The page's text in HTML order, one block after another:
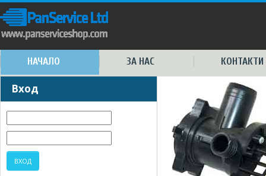
НАЧАЛО ЗА НАС КОНТАКТИ
Вход